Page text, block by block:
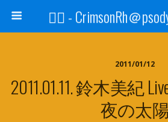
⌘ - CrimsonRh＠
2011/01/12
2011.01.11. 鈴木美紀
夜の太